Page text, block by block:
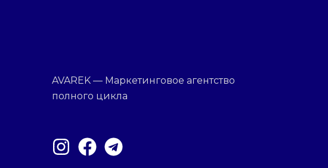
AVAREK — Маркетинговое агентство
полного цикла